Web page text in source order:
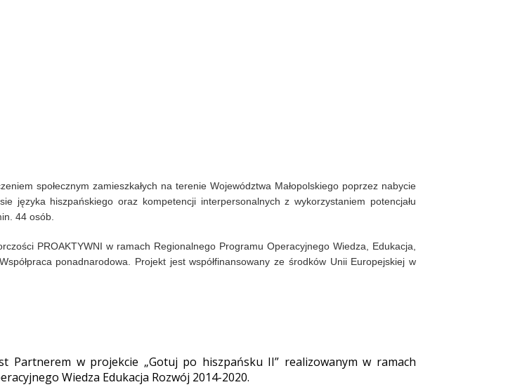
społecznym zamieszkałych na terenie Województwa Małopolskiego poprzez nabycie
języka hiszpańskiego oraz kompetencji interpersonalnych z wykorzystaniem potencjału
44 osób.
PROAKTYWNI w ramach Regionalnego Programu Operacyjnego Wiedza, Edukacja,
ponadnarodowa. Projekt jest współfinansowany ze środków Unii Europejskiej w
Partnerem w projekcie „Gotuj po hiszpańsku II” realizowanym w ramach
Wiedza Edukacja Rozwój 2014-2020.